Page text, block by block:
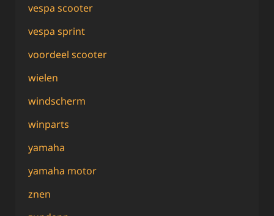
vespa scooter
vespa sprint
voordeel scooter
wielen
windscherm
winparts
yamaha
yamaha motor
znen